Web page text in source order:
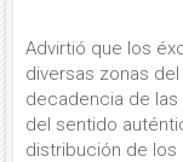
Advirtió que los
diversas zonas
decadencia de las
del sentido
distribución de